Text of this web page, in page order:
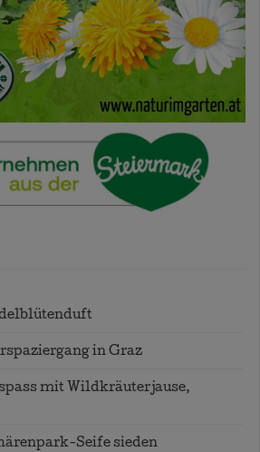
in Graz
mit Wildkräuterjause,
Seife sieden